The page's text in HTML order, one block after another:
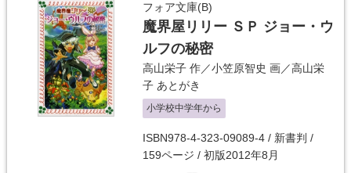
フォア文庫(B)
魔界屋リリー ＳＰ ジョー・ウ
ルフの秘密
高山栄子 作／小笠原智史 画／高山栄
子 あとがき
小学校中学年から
ISBN978-4-323-09089-4 / 新書判 /
159ページ / 初版2012年8月